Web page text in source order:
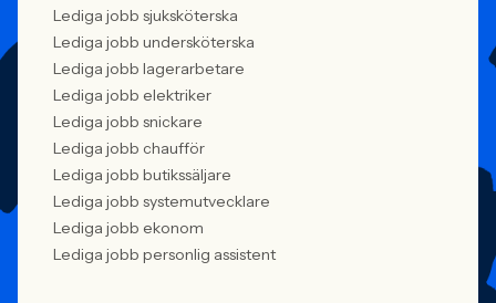
Lediga jobb sjuksköterska
Lediga jobb undersköterska
Lediga jobb lagerarbetare
Lediga jobb elektriker
Lediga jobb snickare
Lediga jobb chaufför
Lediga jobb butikssäljare
Lediga jobb systemutvecklare
Lediga jobb ekonom
Lediga jobb personlig assistent